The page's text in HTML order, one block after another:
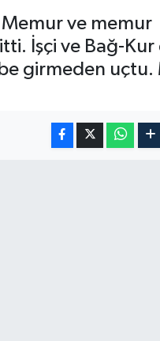
ve memur
İşçi ve Bağ-
girmeden